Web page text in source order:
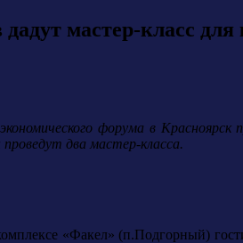
мастер-класс для
форума в
два мастер-класса.
«Факел» (п.Подгорный)